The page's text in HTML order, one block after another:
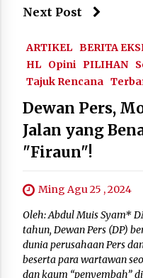
Next Post
ARTIKEL BERITA
HL
Opini PILIHAN
Tajuk Rencana
Dewan Pers,
Jalan yang
"Firaun"!
Ming Agu 25 , 2024
Oleh: Abdul Muis Syam*
tahun, Dewan Pers (DP)
dunia perusahaan Pers
beserta para wartawan
dan kaum “penyembah”